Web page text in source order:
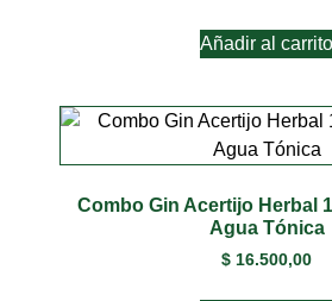
Añadir al carrito
Combo Gin Acertijo Herbal
Agua Tónica
$ 16.500,00